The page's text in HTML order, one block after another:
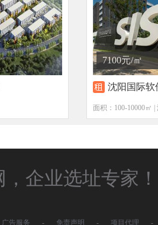
7100元/㎡
沈阳国际软
面积：100-10000㎡
企业选址专家！
广告服务 - 免责声明 - 项目代理 -